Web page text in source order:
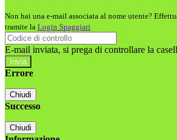
Non hai una e-mail associata al nome utente?
tramite la Login Spaggiari
E-mail inviata, si prega di controllare la
Errore
Chiudi
Successo
Chiudi